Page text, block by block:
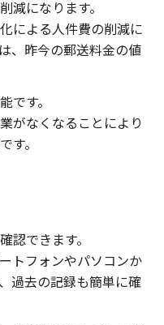
減になります。
による人件費の削減に
、昨今の郵送料金の値
です。
がなくなることにより
す。
認できます。
トフォンやパソコンか
過去の記録も簡単に確